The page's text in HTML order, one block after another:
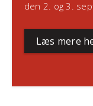
den 2. og 3.
Læs mere